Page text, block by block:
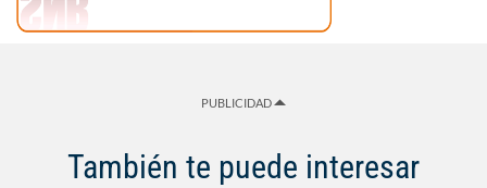
PUBLICIDAD
También te puede interesar